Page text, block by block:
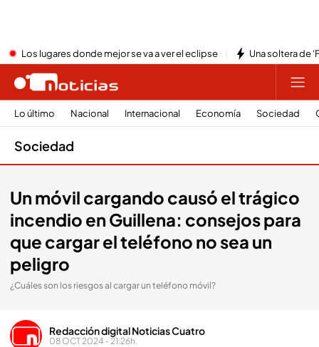
Los lugares donde mejor se va a ver el eclipse Una soltera de
Lo último Nacional Internacional Economía Sociedad
Sociedad
Un móvil cargando causó el trágico
incendio en Guillena: consejos para
que cargar el teléfono no sea un
peligro
¿Cuáles son los riesgos al cargar un teléfono móvil?
Redacción digital Noticias Cuatro
08 OCT 2024 - 21:26h.